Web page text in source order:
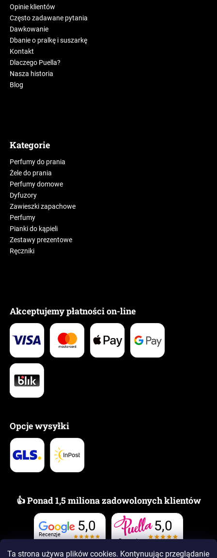
Ta strona używa plików cookies. Kontynuując przeglądanie
Opinie klientów
Często zadawane pytania
Dawkowanie
Dbanie o pralkę i suszarkę
Kontakt
Dlaczego Puella?
Nasza historia
Blog
Kategorie
Perfumy do prania
Żele do prania
Perfumy domowe
Dyfuzory
Zawieszki zapachowe
Perfumy
Pianki do kąpieli
Zestawy prezentowe
Ręczniki
Akceptujemy płatności on-line
Opcje wysyłki
👍 Ponad 1,5 miliona zadowolonych klientów
Recenzje
5,0
Recenzje
5,0